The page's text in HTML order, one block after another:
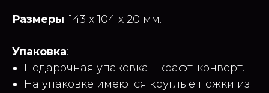
Размеры: 143 x 104 x 20 мм.
Упаковка:
Подарочная упаковка - крафт-конверт.
На упаковке имеются круглые ножки из